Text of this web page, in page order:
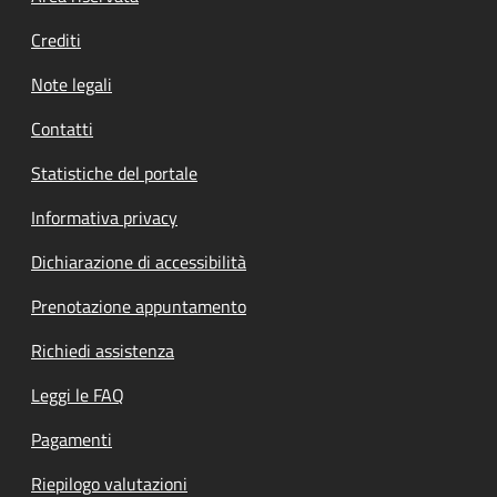
Crediti
Note legali
Contatti
Statistiche del portale
Informativa privacy
Dichiarazione di accessibilità
Prenotazione appuntamento
Richiedi assistenza
Leggi le FAQ
Pagamenti
Riepilogo valutazioni